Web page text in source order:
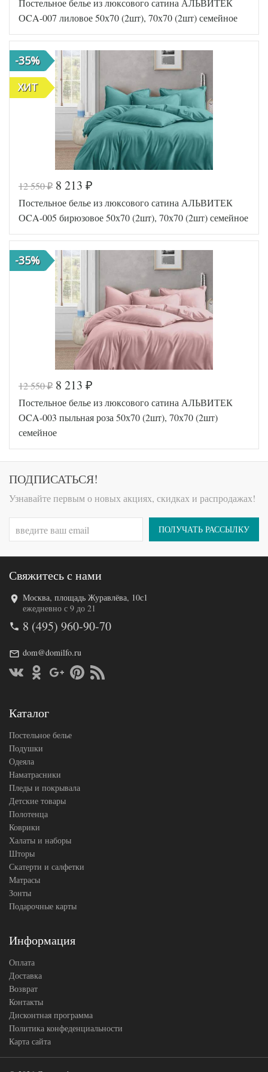
Артикул
AL200092
5647913
Сатин
люкс
Размер
пододеяльника
145х215
Размер
простыни
230х240
Размер
50х70
(2шт),
70х70
(2шт)
Производитель АльВиТек
(Россия)
Код товара
574-537
Артикул
AL200092
Сатин
люкс
Размер
пододеяльника
145х215
Размер
230х240
50х70
(2шт),
70х70
(2шт)
Производитель АльВиТек
(Россия)
Постельное белье из люксового сатина АЛЬВИТЕК
ОCA-007 лиловое 50х70 (2шт), 70х70 (2шт) семейное
-35%
ХИТ
Код товара
574-539
Артикул
AL200092
Ткань
Сатин
Размер
145х215
простыни
230х240
Размер
(2шт),
(2шт)
Производитель АльВиТек
(Россия)
12 550₽ 8 213 ₽
Постельное белье из люксового сатина АЛЬВИТЕК
ОCA-005 бирюзовое 50х70 (2шт), 70х70 (2шт) семейное
-35%
Код товара
574-541
Артикул
5647869
пододеяльника
(2шт)
Размер
Производитель
12 550₽ 8 213 ₽
Постельное белье из люксового сатина АЛЬВИТЕК
ОCA-003 пыльная роза 50х70 (2шт), 70х70 (2шт)
семейное
ПОДПИСАТЬСЯ!
Узнавайте первым о новых акциях, скидках и распродажах!
ПОЛУЧАТЬ РАССЫЛКУ
Свяжитесь с нами
Москва, площадь Журавлёва, 10с1
ежедневно с 9 до 21
8 (495) 960-90-70
dom@domilfo.ru
Каталог
Постельное белье
Подушки
Одеяла
Наматрасники
Пледы и покрывала
Детские товары
Полотенца
Коврики
Халаты и наборы
Шторы
Скатерти и салфетки
Матрасы
Зонты
Подарочные карты
Информация
Оплата
Доставка
Возврат
Контакты
Дисконтная программа
Политика конфеденциальности
Карта сайта